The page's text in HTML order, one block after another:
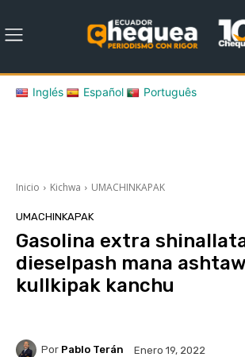
Inglés Español Português
Inicio Kichwa UMACHINKAPAK
UMACHINKAPAK
Gasolina extra
dieselpash mana
kullkipak kanchu
Por Pablo Terán Enero 19, 2022